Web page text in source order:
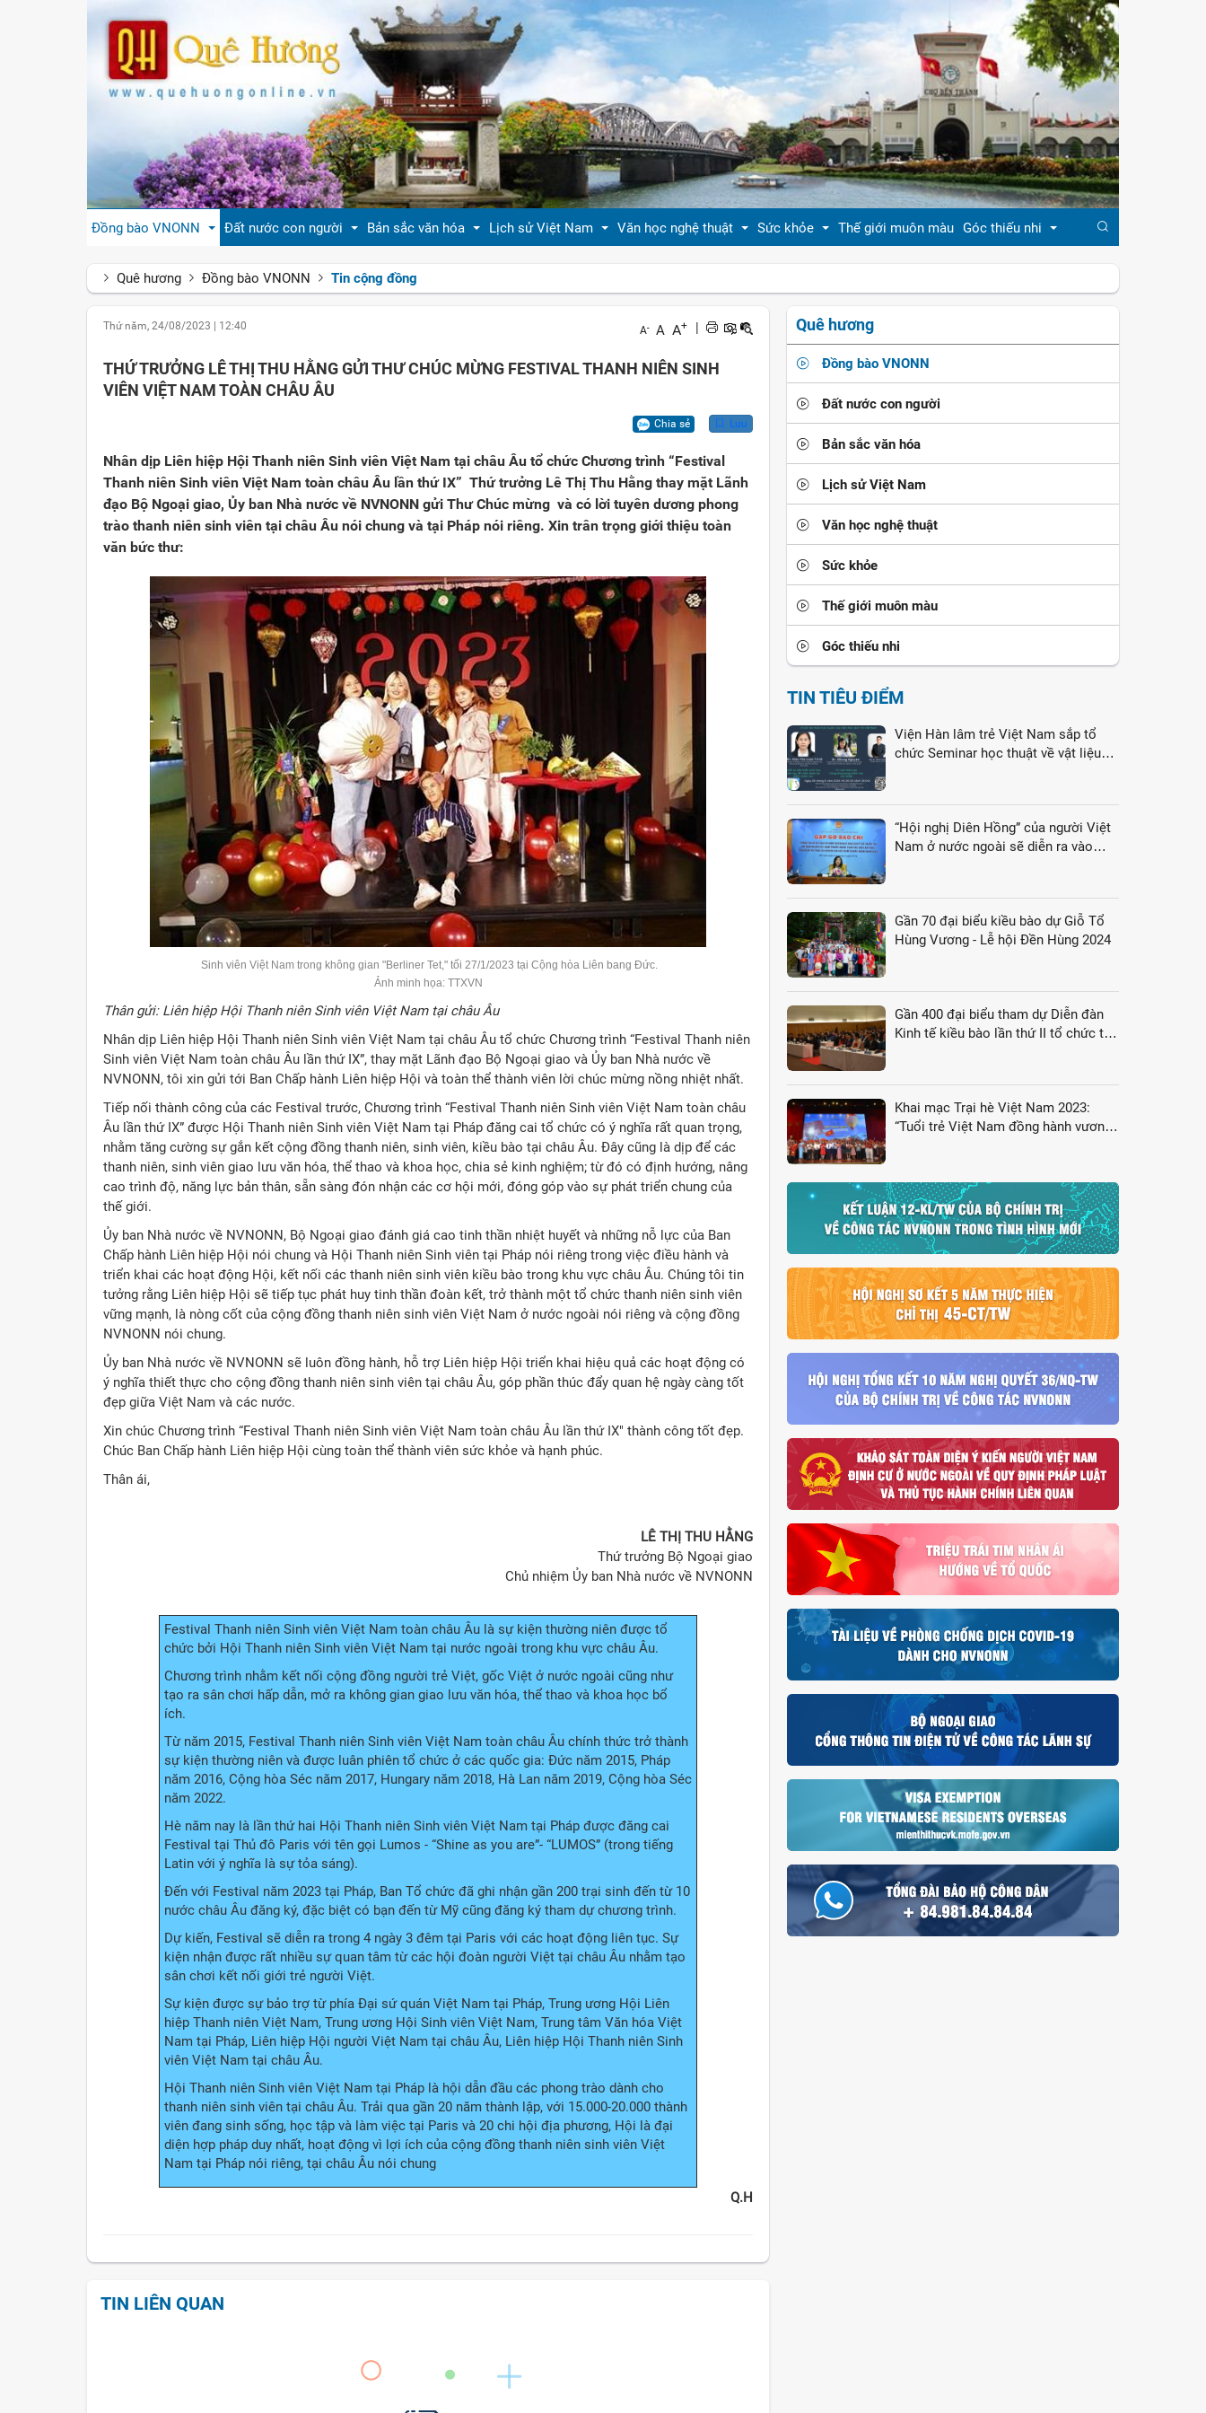
Đồng bào VNONN
Gương mặt
Trang văn học nghệ thuật
Triệu trái tim nhân ái hướng về Tổ quốc
Đất nước con người
Con người Việt Nam
Sự thật và chân lý không thể đảo ngược
Bản sắc văn hóa
Giải thích thành ngữ - tục ngữ
Việt sử giai thoại
Cổ học tinh hoa
Lịch sử Việt Nam Văn học nghệ thuật
Vui cười
Ca dao tục ngữ
Giai thoại Việt Nam
Tiểu thuyết
Sức khỏe
Sống đẹp
Sống khỏe
Làm đẹp
Thế giới muôn màu Góc thiếu nhi
Ca dao - tục ngữ
Đồng dao
Quê hương Đồng bào VNONN Tin cộng đồng
Thứ năm, 24/08/2023 12:40 A- A A+
THỨ TRƯỞNG LÊ THỊ THU HẰNG GỬI THƯ CHÚC MỪNG FESTIVAL THANH NIÊN SINH
VIÊN VIỆT NAM TOÀN CHÂU ÂU
Chia sẻ Lưu
Nhân dịp Liên hiệp Hội Thanh niên Sinh viên Việt Nam tại châu Âu tổ chức Chương trình “Festival
Thanh niên Sinh viên Việt Nam toàn châu Âu lần thứ IX” Thứ trưởng Lê Thị Thu Hằng thay mặt Lãnh
đạo Bộ Ngoại giao, Ủy ban Nhà nước về NVNONN gửi Thư Chúc mừng và có lời tuyên dương phong
trào thanh niên sinh viên tại châu Âu nói chung và tại Pháp nói riêng. Xin trân trọng giới thiệu toàn
văn bức thư:
Sinh viên Việt Nam trong không gian "Berliner Tet," tối 27/1/2023 tại Cộng hòa Liên bang Đức.
Ảnh minh họa: TTXVN
Thân gửi: Liên hiệp Hội Thanh niên Sinh viên Việt Nam tại châu Âu
Nhân dịp Liên hiệp Hội Thanh niên Sinh viên Việt Nam tại châu Âu tổ chức Chương trình “Festival Thanh niên
Sinh viên Việt Nam toàn châu Âu lần thứ IX”, thay mặt Lãnh đạo Bộ Ngoại giao và Ủy ban Nhà nước về
NVNONN, tôi xin gửi tới Ban Chấp hành Liên hiệp Hội và toàn thể thành viên lời chúc mừng nồng nhiệt nhất.
Tiếp nối thành công của các Festival trước, Chương trình “Festival Thanh niên Sinh viên Việt Nam toàn châu
Âu lần thứ IX” được Hội Thanh niên Sinh viên Việt Nam tại Pháp đăng cai tổ chức có ý nghĩa rất quan trọng,
nhằm tăng cường sự gắn kết cộng đồng thanh niên, sinh viên, kiều bào tại châu Âu. Đây cũng là dịp để các
thanh niên, sinh viên giao lưu văn hóa, thể thao và khoa học, chia sẻ kinh nghiệm; từ đó có định hướng, nâng
cao trình độ, năng lực bản thân, sẵn sàng đón nhận các cơ hội mới, đóng góp vào sự phát triển chung của
thế giới.
Ủy ban Nhà nước về NVNONN, Bộ Ngoại giao đánh giá cao tinh thần nhiệt huyết và những nỗ lực của Ban
Chấp hành Liên hiệp Hội nói chung và Hội Thanh niên Sinh viên tại Pháp nói riêng trong việc điều hành và
triển khai các hoạt động Hội, kết nối các thanh niên sinh viên kiều bào trong khu vực châu Âu. Chúng tôi tin
tưởng rằng Liên hiệp Hội sẽ tiếp tục phát huy tinh thần đoàn kết, trở thành một tổ chức thanh niên sinh viên
vững mạnh, là nòng cốt của cộng đồng thanh niên sinh viên Việt Nam ở nước ngoài nói riêng và cộng đồng
NVNONN nói chung.
Ủy ban Nhà nước về NVNONN sẽ luôn đồng hành, hỗ trợ Liên hiệp Hội triển khai hiệu quả các hoạt động có
ý nghĩa thiết thực cho cộng đồng thanh niên sinh viên tại châu Âu, góp phần thúc đẩy quan hệ ngày càng tốt
đẹp giữa Việt Nam và các nước.
Xin chúc Chương trình “Festival Thanh niên Sinh viên Việt Nam toàn châu Âu lần thứ IX" thành công tốt đẹp.
Chúc Ban Chấp hành Liên hiệp Hội cùng toàn thể thành viên sức khỏe và hạnh phúc.
Thân ái,
LÊ THỊ THU HẰNG
Thứ trưởng Bộ Ngoại giao
Chủ nhiệm Ủy ban Nhà nước về NVNONN
Festival Thanh niên Sinh viên Việt Nam toàn châu Âu là sự kiện thường niên được tổ
chức bởi Hội Thanh niên Sinh viên Việt Nam tại nước ngoài trong khu vực châu Âu.
Chương trình nhằm kết nối cộng đồng người trẻ Việt, gốc Việt ở nước ngoài cũng như
tạo ra sân chơi hấp dẫn, mở ra không gian giao lưu văn hóa, thể thao và khoa học bổ
ích.
Từ năm 2015, Festival Thanh niên Sinh viên Việt Nam toàn châu Âu chính thức trở thành
sự kiện thường niên và được luân phiên tổ chức ở các quốc gia: Đức năm 2015, Pháp
năm 2016, Cộng hòa Séc năm 2017, Hungary năm 2018, Hà Lan năm 2019, Cộng hòa Séc
năm 2022.
Hè năm nay là lần thứ hai Hội Thanh niên Sinh viên Việt Nam tại Pháp được đăng cai
Festival tại Thủ đô Paris với tên gọi Lumos - “Shine as you are”- “LUMOS” (trong tiếng
Latin với ý nghĩa là sự tỏa sáng).
Đến với Festival năm 2023 tại Pháp, Ban Tổ chức đã ghi nhận gần 200 trại sinh đến từ 10
nước châu Âu đăng ký, đặc biệt có bạn đến từ Mỹ cũng đăng ký tham dự chương trình.
Dự kiến, Festival sẽ diễn ra trong 4 ngày 3 đêm tại Paris với các hoạt động liên tục. Sự
kiện nhận được rất nhiều sự quan tâm từ các hội đoàn người Việt tại châu Âu nhằm tạo
sân chơi kết nối giới trẻ người Việt.
Sự kiện được sự bảo trợ từ phía Đại sứ quán Việt Nam tại Pháp, Trung ương Hội Liên
hiệp Thanh niên Việt Nam, Trung ương Hội Sinh viên Việt Nam, Trung tâm Văn hóa Việt
Nam tại Pháp, Liên hiệp Hội người Việt Nam tại châu Âu, Liên hiệp Hội Thanh niên Sinh
viên Việt Nam tại châu Âu.
Hội Thanh niên Sinh viên Việt Nam tại Pháp là hội dẫn đầu các phong trào dành cho
thanh niên sinh viên tại châu Âu. Trải qua gần 20 năm thành lập, với 15.000-20.000 thành
viên đang sinh sống, học tập và làm việc tại Paris và 20 chi hội địa phương, Hội là đại
diện hợp pháp duy nhất, hoạt động vì lợi ích của cộng đồng thanh niên sinh viên Việt
Nam tại Pháp nói riêng, tại châu Âu nói chung
Q.H
TIN LIÊN QUAN
Quê hương
Đồng bào VNONN
Đất nước con người
Bản sắc văn hóa
Lịch sử Việt Nam
Văn học nghệ thuật
Sức khỏe
Thế giới muôn màu
Góc thiếu nhi
TIN TIÊU ĐIỂM
Viện Hàn lâm trẻ Việt Nam sắp tổ
chức Seminar học thuật về vật liệu
“Hội nghị Diên Hồng” của người Việt
Nam ở nước ngoài sẽ diễn ra vào
Gần 70 đại biểu kiều bào dự Giỗ Tổ
Hùng Vương - Lễ hội Đền Hùng 2024
Gần 400 đại biểu tham dự Diễn đàn
Kinh tế kiều bào lần thứ II tổ chức tại
Khai mạc Trại hè Việt Nam 2023:
“Tuổi trẻ Việt Nam đồng hành vươn